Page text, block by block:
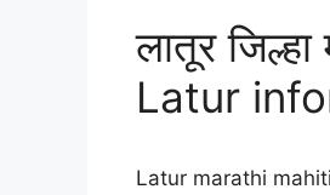
लातूर जिल्हा
Latur
Latur marathi